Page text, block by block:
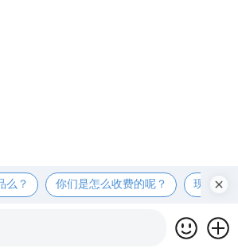
么？ 你们是怎么收费的呢？ 现在有